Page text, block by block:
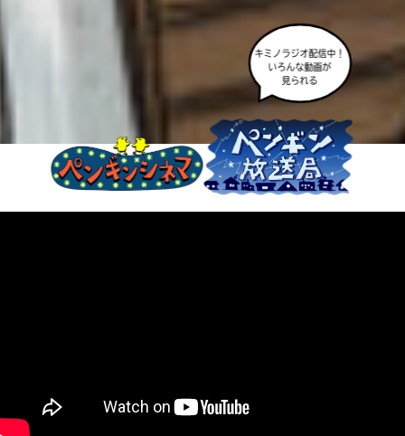
キミノラジオ配信中！
いろんな動画が
見られる
度
み
て
ね
る